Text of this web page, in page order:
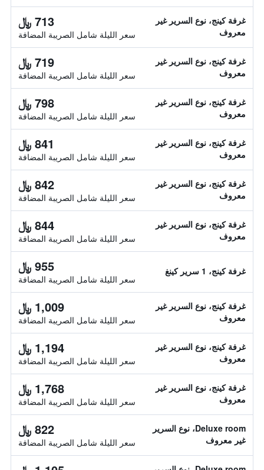
غرفة كينج، نوع السرير غير
معروف
713 ﷼
سعر الليلة شامل الصريبة المضافة
غرفة كينج، نوع السرير غير
معروف
719 ﷼
سعر الليلة شامل الصريبة المضافة
غرفة كينج، نوع السرير غير
معروف
798 ﷼
سعر الليلة شامل الصريبة المضافة
غرفة كينج، نوع السرير غير
معروف
841 ﷼
سعر الليلة شامل الصريبة المضافة
غرفة كينج، نوع السرير غير
معروف
842 ﷼
سعر الليلة شامل الصريبة المضافة
غرفة كينج، نوع السرير غير
معروف
844 ﷼
سعر الليلة شامل الصريبة المضافة
غرفة كينج، 1 سرير كينغ 955 ﷼
سعر الليلة شامل الصريبة المضافة
غرفة كينج، نوع السرير غير
معروف
1,009 ﷼
سعر الليلة شامل الصريبة المضافة
غرفة كينج، نوع السرير غير
معروف
1,194 ﷼
سعر الليلة شامل الصريبة المضافة
غرفة كينج، نوع السرير غير
معروف
1,768 ﷼
سعر الليلة شامل الصريبة المضافة
Deluxe room، نوع السرير
غير معروف
822 ﷼
سعر الليلة شامل الصريبة المضافة